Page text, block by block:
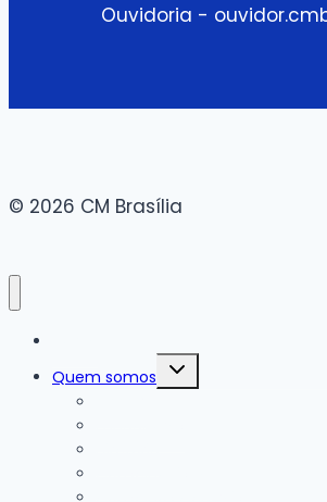
Ouvidoria -
© 2026 CM Brasília
Quem somos
Alternar